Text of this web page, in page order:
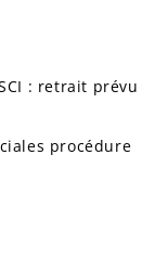
: retrait prévu
procédure